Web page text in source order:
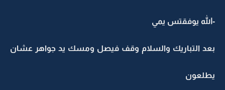
-الله يوفقتس يمي
بعد التباريك والسلام وقف فيصل ومسك يد جواهر عشان
يطلعون